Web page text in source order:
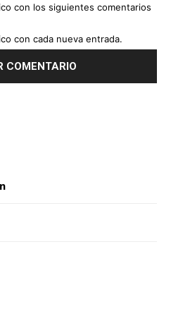
con los siguientes comentarios
con cada nueva entrada.